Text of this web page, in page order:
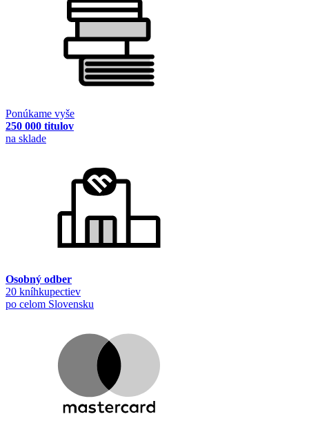
Ponúkame vyše
250 000 titulov
na sklade
Osobný odber
20 kníhkupectiev
po celom Slovensku